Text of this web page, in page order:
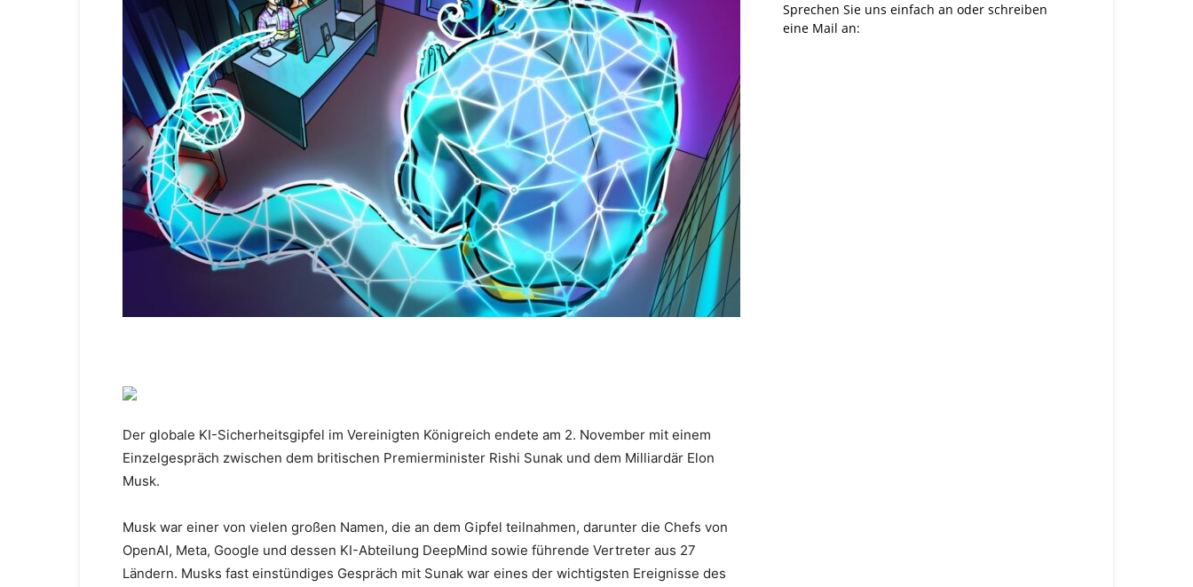
Der globale KI-Sicherheitsgipfel im Vereinigten Königreich endete am 2. November mit einem
Einzelgespräch zwischen dem britischen Premierminister Rishi Sunak und dem Milliardär Elon
Musk.
Musk war einer von vielen großen Namen, die an dem Gipfel teilnahmen, darunter die Chefs von
OpenAI, Meta, Google und dessen KI-Abteilung DeepMind sowie führende Vertreter aus 27
Ländern. Musks fast einstündiges Gespräch mit Sunak war eines der wichtigsten Ereignisse des
Sprechen Sie uns einfach an oder schreiben
eine Mail an: